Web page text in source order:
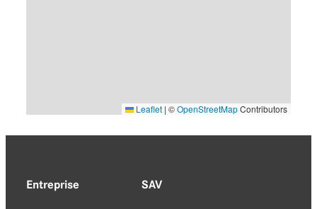
Leaflet | ©OpenStreetMapContributors
Entreprise SAV